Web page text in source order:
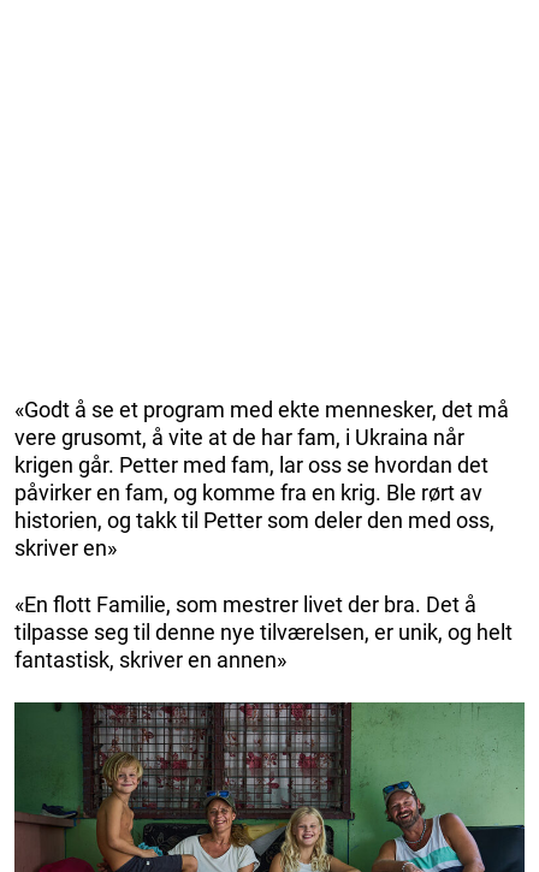
«Godt å se et program med ekte mennesker, det må
vere grusomt, å vite at de har fam, i Ukraina når
krigen går. Petter med fam, lar oss se hvordan det
påvirker en fam, og komme fra en krig. Ble rørt av
historien, og takk til Petter som deler den med oss,
skriver en»
«En flott Familie, som mestrer livet der bra. Det å
tilpasse seg til denne nye tilværelsen, er unik, og helt
fantastisk, skriver en annen»